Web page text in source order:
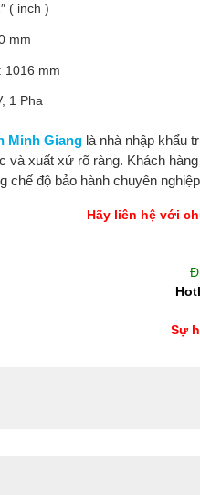
( inch )
mm
1016 mm
1 Pha
Minh Giang là nhà nhập khẩu
và xuất xứ rõ ràng. Khách
chế độ bảo hành chuyên
Hãy liên hệ với
Sự